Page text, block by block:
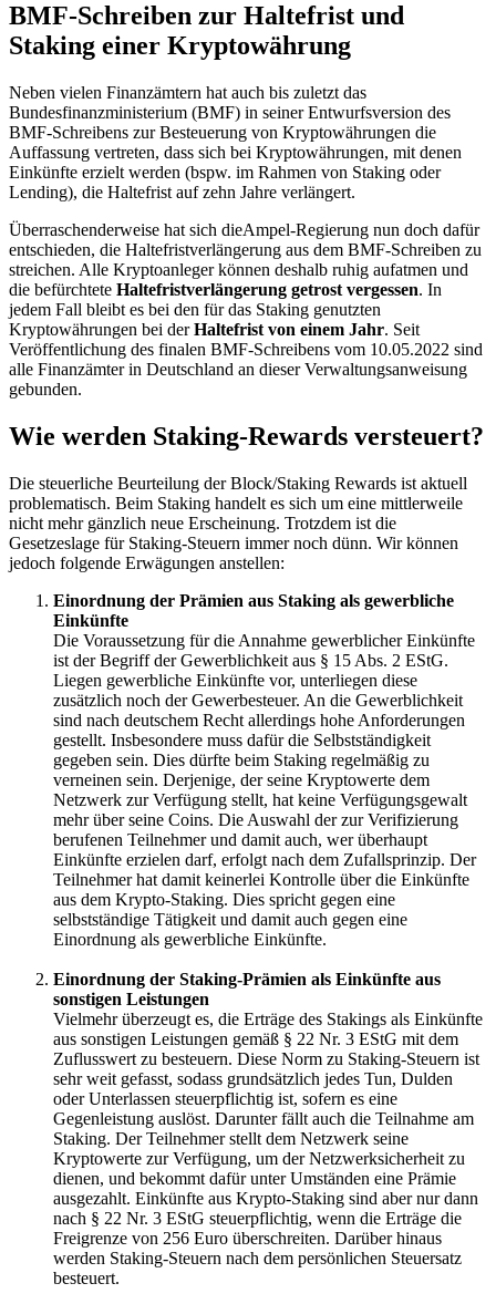
BMF-Schreiben zur Haltefrist und
Staking einer Kryptowährung
Neben vielen Finanzämtern hat auch bis zuletzt das
Bundesfinanzministerium (BMF) in seiner Entwurfsversion des
BMF-Schreibens zur Besteuerung von Kryptowährungen die
Auffassung vertreten, dass sich bei Kryptowährungen, mit denen
Einkünfte erzielt werden (bspw. im Rahmen von Staking oder
Lending), die Haltefrist auf zehn Jahre verlängert.
Überraschenderweise hat sich dieAmpel-Regierung nun doch dafür
entschieden, die Haltefristverlängerung aus dem BMF-Schreiben zu
streichen. Alle Kryptoanleger können deshalb ruhig aufatmen und
die befürchtete Haltefristverlängerung getrost vergessen. In
jedem Fall bleibt es bei den für das Staking genutzten
Kryptowährungen bei derHaltefrist von einem Jahr. Seit
Veröffentlichung des finalen BMF-Schreibens vom 10.05.2022 sind
alle Finanzämter in Deutschland an dieser Verwaltungsanweisung
gebunden.
Wie werden Staking-Rewards versteuert?
Die steuerliche Beurteilung der Block/Staking Rewards ist aktuell
problematisch. Beim Staking handelt es sich um eine mittlerweile
nicht mehr gänzlich neue Erscheinung. Trotzdem ist die
Gesetzeslage für Staking-Steuern immer noch dünn. Wir können
jedoch folgende Erwägungen anstellen:
Einordnung der Prämien aus Staking als gewerbliche
Einkünfte
Die Voraussetzung für die Annahme gewerblicher Einkünfte
ist der Begriff der Gewerblichkeit aus § 15 Abs. 2 EStG.
Liegen gewerbliche Einkünfte vor, unterliegen diese
zusätzlich noch der Gewerbesteuer. An die Gewerblichkeit
sind nach deutschem Recht allerdings hohe Anforderungen
gestellt. Insbesondere muss dafür die Selbstständigkeit
gegeben sein. Dies dürfte beim Staking regelmäßig zu
verneinen sein. Derjenige, der seine Kryptowerte dem
Netzwerk zur Verfügung stellt, hat keine Verfügungsgewalt
mehr über seine Coins. Die Auswahl der zur Verifizierung
berufenen Teilnehmer und damit auch, wer überhaupt
Einkünfte erzielen darf, erfolgt nach dem Zufallsprinzip. Der
Teilnehmer hat damit keinerlei Kontrolle über die Einkünfte
aus dem Krypto-Staking. Dies spricht gegen eine
selbstständige Tätigkeit und damit auch gegen eine
Einordnung als gewerbliche Einkünfte.
Einordnung der Staking-Prämien als Einkünfte aus
sonstigen Leistungen
Vielmehr überzeugt es, die Erträge des Stakings als Einkünfte
aus sonstigen Leistungen gemäß § 22 Nr. 3 EStG mit dem
Zuflusswert zu besteuern. Diese Norm zu Staking-Steuern ist
sehr weit gefasst, sodass grundsätzlich jedes Tun, Dulden
oder Unterlassen steuerpflichtig ist, sofern es eine
Gegenleistung auslöst. Darunter fällt auch die Teilnahme am
Staking. Der Teilnehmer stellt dem Netzwerk seine
Kryptowerte zur Verfügung, um der Netzwerksicherheit zu
dienen, und bekommt dafür unter Umständen eine Prämie
ausgezahlt. Einkünfte aus Krypto-Staking sind aber nur dann
nach § 22 Nr. 3 EStG steuerpflichtig, wenn die Erträge die
Freigrenze von 256 Euro überschreiten. Darüber hinaus
werden Staking-Steuern nach dem persönlichen Steuersatz
besteuert.